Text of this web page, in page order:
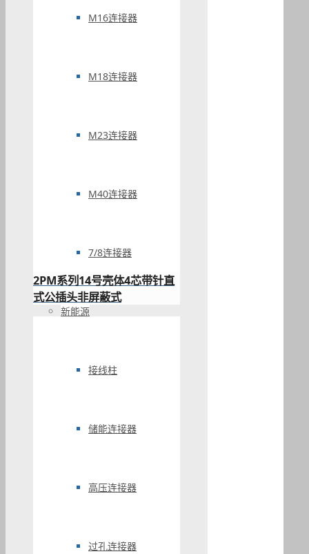
M16连接器
M18连接器
M23连接器
M40连接器
7/8连接器
新能源
接线柱
储能连接器
高压连接器
过孔连接器
2PM系列14号壳体4芯带针直
式公插头非屏蔽式